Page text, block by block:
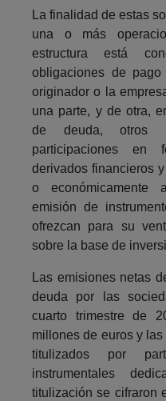
La finalidad de estas
una o más
estructura está
obligaciones de
originador o la
una parte, y de otra,
de deuda, otros
participaciones en
derivados financieros
o económicamente
emisión de
ofrezcan para su
sobre la base de
Las emisiones netas
deuda por las
cuarto trimestre de
millones de euros y
titulizados por
instrumentales
titulización se cifraron